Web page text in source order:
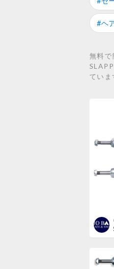
#ヘ
無料で
ていま